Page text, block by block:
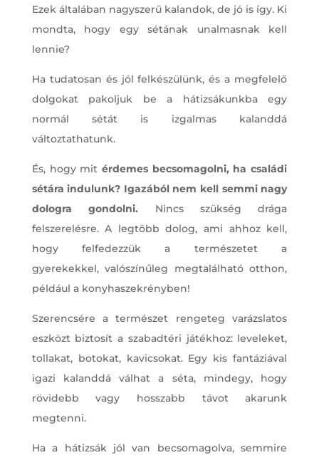
Ezek általában nagyszerű kalandok, de jó is így. Ki
mondta, hogy egy sétának unalmasnak kell
lennie?
Ha tudatosan és jól felkészülünk, és a megfelelő
dolgokat pakoljuk be a hátizsákunkba egy
normál sétát is izgalmas kalanddá
változtathatunk.
És, hogy mit érdemes becsomagolni, ha családi
sétára indulunk? Igazából nem kell semmi nagy
dologra gondolni. Nincs szükség drága
felszerelésre. A legtöbb dolog, ami ahhoz kell,
hogy felfedezzük a természetet a
gyerekekkel, valószínűleg megtalálható otthon,
például a konyhaszekrényben!
Szerencsére a természet rengeteg varázslatos
eszközt biztosít a szabadtéri játékhoz: leveleket,
tollakat, botokat, kavicsokat. Egy kis fantáziával
igazi kalanddá válhat a séta, mindegy, hogy
rövidebb vagy hosszabb távot akarunk
megtenni.
Ha a hátizsák jól van becsomagolva, semmire